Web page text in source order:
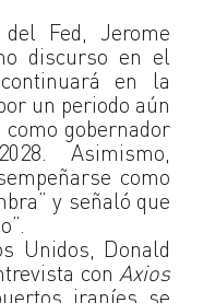
Fed, Jerome
discurso en el
en la
un periodo aún
gobernador
Asimismo,
como
y señaló que
Unidos, Donald
con Axios
iraníes se